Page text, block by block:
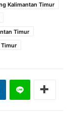
Kalimantan Timur
Timur
Timur